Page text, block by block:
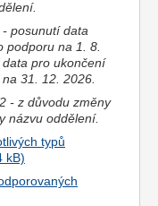
posunutí data
podporu na 1. 8.
pro ukončení
31. 12. 2026.
- z důvodu změny
názvu oddělení.
typů